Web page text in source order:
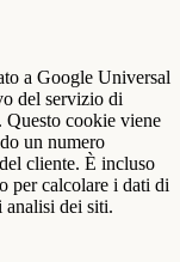
a Google Universal
del servizio di
Questo cookie viene
un numero
cliente. È incluso
per calcolare i dati di
analisi dei siti.